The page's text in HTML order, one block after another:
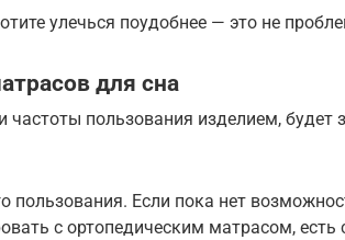
улечься поудобнее — это не
для сна
частоты пользования изделием, будет
пользования. Если пока нет
с ортопедическим матрасом, есть